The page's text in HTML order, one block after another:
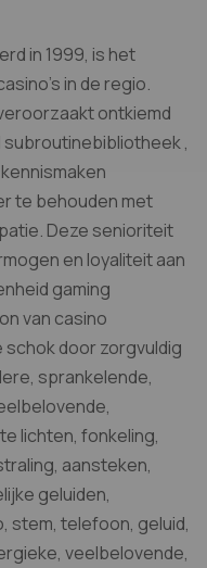
in 1999, is het
in de regio.
ontkiemd
,
te behouden met
Deze senioriteit
en loyaliteit aan
gaming
van casino
door zorgvuldig
sprankelende,
lichten, fonkeling,
aansteken,
geluiden,
stem, telefoon, geluid,
veelbelovende,